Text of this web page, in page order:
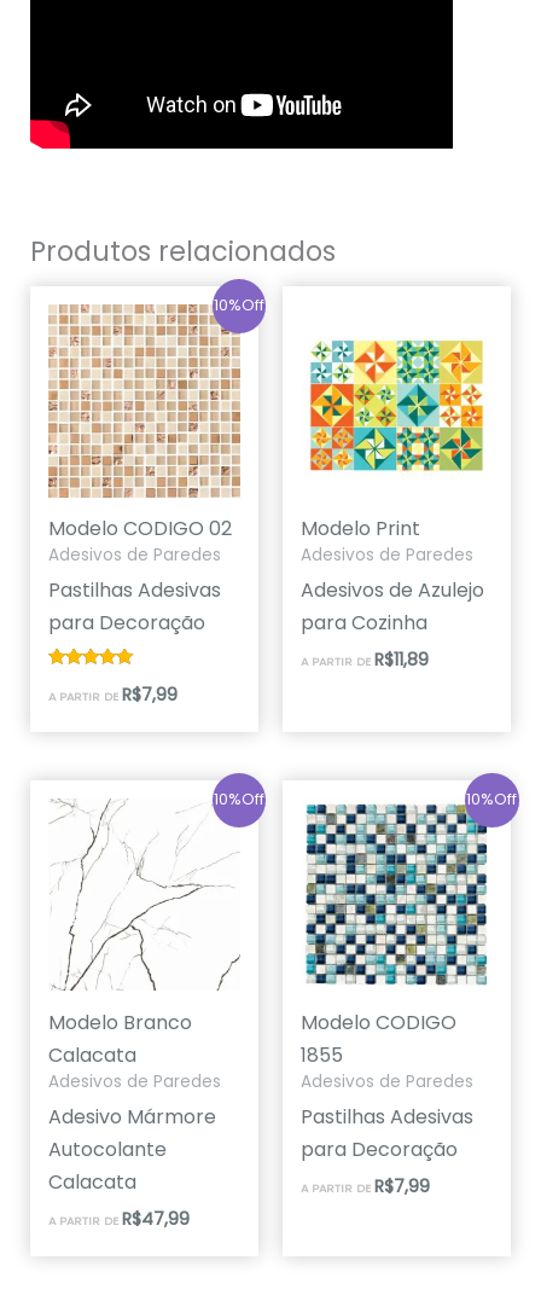
Produtos relacionados
10%Off
Modelo CODIGO 02
Adesivos de Paredes
Pastilhas Adesivas
para Decoração
5.00
A PARTIR DE R$7,99
Modelo Print
Adesivos de Paredes
Adesivos de Azulejo
para Cozinha
A PARTIR DE R$11,89
10%Off
Modelo Branco
Calacata
Adesivos de Paredes
Adesivo Mármore
Autocolante
Calacata
A PARTIR DE R$47,99
10%Off
Modelo CODIGO
1855
Adesivos de Paredes
Pastilhas Adesivas
para Decoração
A PARTIR DE R$7,99